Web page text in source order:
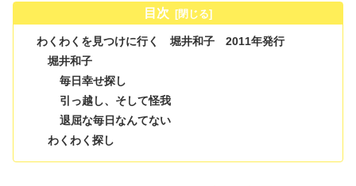
目次
わくわくを見つけに行く 堀井和子 2011年発行
堀井和子
毎日幸せ探し
引っ越し、そして怪我
退屈な毎日なんてない
わくわく探し